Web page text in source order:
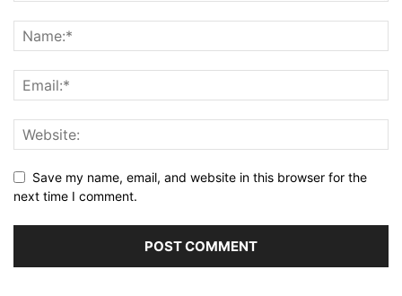
Save my name, email, and website in this browser for the
next time I comment.